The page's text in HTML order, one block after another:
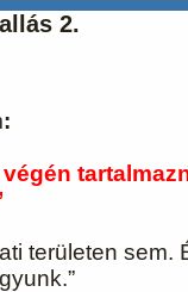
2.
:
területen